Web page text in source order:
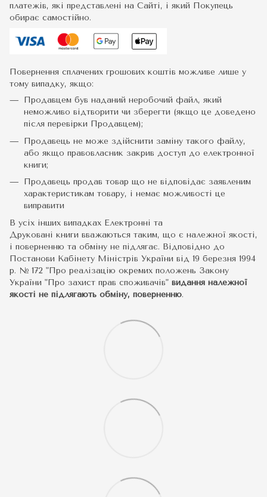
платежів, які представлені на Сайті, і який Покупець
обирає самостійно.
Повернення сплачених грошових коштів можливе лише у
тому випадку, якщо:
Продавцем був наданий неробочий файл, який
неможливо відтворити чи зберегти (якщо це доведено
після перевірки Продавцем);
Продавець не може здійснити заміну такого файлу,
або якщо правовласник закрив доступ до електронної
книги;
Продавець продав товар що не відповідає заявленим
характеристикам товару, і немає можливості це
виправити
В усіх інших випадках Електронні та
Друковані книги вважаються таким, що є належної якості,
і поверненню та обміну не підлягає. Відповідно до
Постанови Кабінету Міністрів України від 19 березня 1994
р. № 172 "Про реалізацію окремих положень Закону
України "Про захист прав споживачів" видання належної
якості не підлягають обміну, поверненню.